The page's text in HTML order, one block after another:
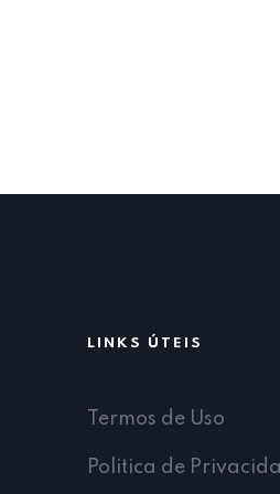
LINKS ÚTEIS
Termos de Uso
Politica de